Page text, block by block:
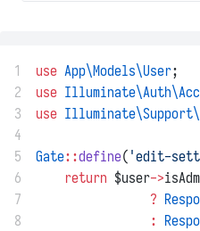
1 use App\Models\User;
2
use
3
use
4
5
Gate::define( 'edit-
6
return $user->
7
?
8
: